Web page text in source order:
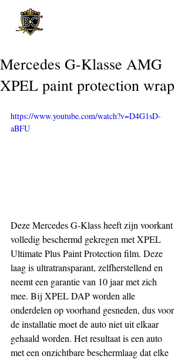
Mercedes G-Klasse AMG
XPEL paint protection wrap
https://www.youtube.com/watch?v=D4G1sD-
aBFU
Deze Mercedes G-Klass heeft zijn voorkant
volledig beschermd gekregen met XPEL
Ultimate Plus Paint Protection film. Deze
laag is ultratransparant, zelfherstellend en
neemt een garantie van 10 jaar met zich
mee. Bij XPEL DAP worden alle
onderdelen op voorhand gesneden, dus voor
de installatie moet de auto niet uit elkaar
gehaald worden. Het resultaat is een auto
met een onzichtbare beschermlaag dat elke